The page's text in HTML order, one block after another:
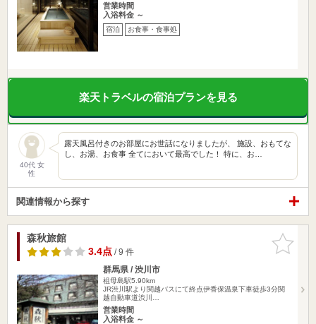
営業時間
入浴料金 ～
宿泊 お食事・食事処
楽天トラベルの宿泊プランを見る
40代 女
性
露天風呂付きのお部屋にお世話になりましたが、 施設、おもてな
し、お湯、お食事 全てにおいて最高でした！ 特に、お…
関連情報から探す
お気に入
りに追加
森秋旅館
3.4点/ 9 件
群馬県 / 渋川市
祖母島駅5.90km
JR渋川駅より関越バスにて終点伊香保温泉下車徒歩3分関
越自動車道渋川…
営業時間
入浴料金 ～